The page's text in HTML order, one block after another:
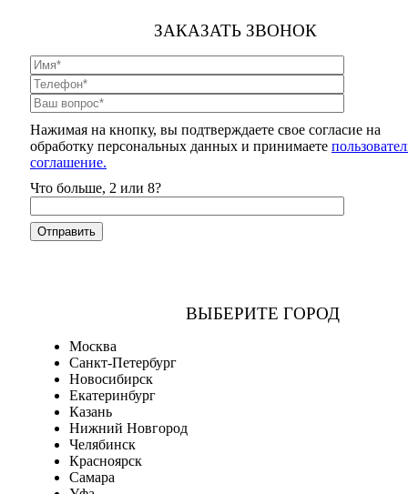
ЗАКАЗАТЬ ЗВОНОК
Нажимая на кнопку, вы подтверждаете свое согласие на
обработку персональных данных и принимаете
соглашение.
Что больше, 2 или 8?
ВЫБЕРИТЕ ГОРОД
Москва
Санкт-Петербург
Новосибирск
Екатеринбург
Казань
Нижний Новгород
Челябинск
Красноярск
Самара